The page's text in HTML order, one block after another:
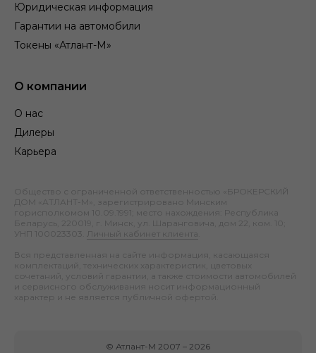
Юридическая информация
Гарантии на автомобили
Токены «Атлант-М»
О компании
О нас
Дилеры
Карьера
Общество с ограниченной ответственностью «БРОКЕРСКИЙ
ДОМ «АТЛАНТ-М», зарегистрировано Минским
горисполкомом 10.09.1991; место нахождения: Республика
Беларусь, 220019, г. Минск, ул. Шаранговича, дом 22, ком. 10;
УНП 100023303.
Личный кабинет клиента
Вся представленная на сайте информация, касающаяся
комплектаций, технических характеристик, цветовых
сочетаний, условий гарантии, а также стоимости автомобилей
и сервисного обслуживания носит информационный
характер и не является публичной офертой.
© Атлант-М 2007 – 2026